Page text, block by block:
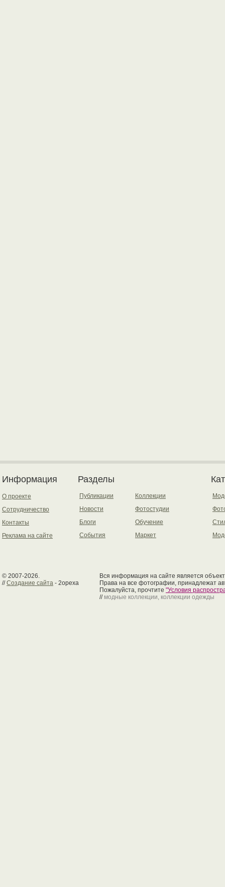
Информация
О проекте
Сотрудничество
Контакты
Реклама на сайте
Разделы
Публикации
Новости
Блоги
События
Коллекции
Фотостудии
Обучение
Маркет
© 2007-2026.
//Создание сайта - 2opexa
Вся информация на сайте является
Права на все фотографии, принадлежат
Пожалуйста, прочтите "Условия
// модные коллекции, коллекции одежды